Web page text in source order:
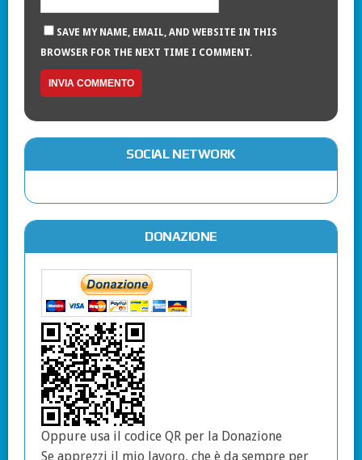
SAVE MY NAME, EMAIL, AND WEBSITE IN THIS
BROWSER FOR THE NEXT TIME I COMMENT.
SOCIAL NETWORK
DONAZIONE
Oppure usa il codice QR per la Donazione
Se apprezzi il mio lavoro, che è da sempre per